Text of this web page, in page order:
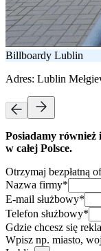
Billboardy Lublin
Adres: Lublin
Posiadamy
w całej Polsce.
Otrzymaj bezpłatną
Nazwa firmy*
E-mail służbowy*
Telefon służbowy*
Gdzie chcesz się
Wpisz np. miasto,